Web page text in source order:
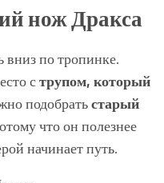
нож Дракса
вниз по тропинке.
струпом, который
подобратьстарый
что он полезнее
начинает путь.